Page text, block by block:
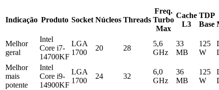
Indicação Produto Socket Núcleos Threads
Freq.
Turbo
Max
Cache
L3
TDP
Base
Melhor
geral
Intel
Core i7-
14700KF
LGA
1700
20 28
5,6
GHz
33
MB
125
W
Melhor
mais
potente
Intel
Core i9-
14900KF
LGA
1700
24 32
6,0
GHz
36
MB
125
W